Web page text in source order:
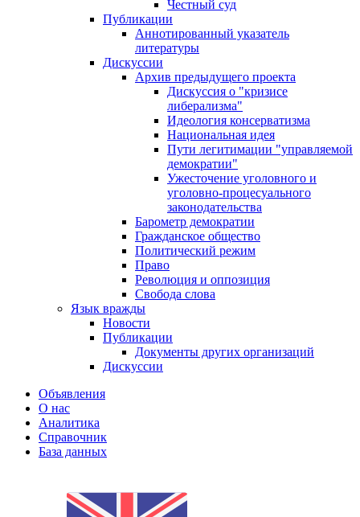
Честный суд
Публикации
Аннотированный указатель
литературы
Дискуссии
Архив предыдущего проекта
Дискуссия о "кризисе
либерализма"
Идеология консерватизма
Национальная идея
Пути легитимации "управляемой
демократии"
Ужесточение уголовного и
уголовно-процесуального
законодательства
Барометр демократии
Гражданское общество
Политический режим
Право
Революция и оппозиция
Свобода слова
Язык вражды
Новости
Публикации
Документы других организаций
Дискуссии
Объявления
О нас
Аналитика
Справочник
База данных